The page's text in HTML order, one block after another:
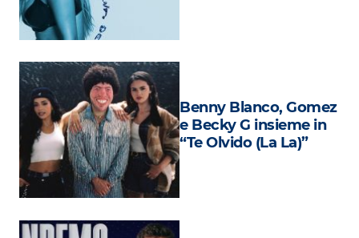
Costume
Extra
Eventi
Benny Blanco, Gomez
e Becky G insieme in
“Te Olvido (La La)”